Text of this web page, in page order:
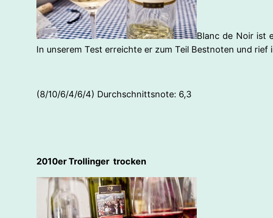
Blanc de Noir ist
In unserem Test erreichte er zum Teil Bestnoten und
(8/10/6/4/6/4) Durchschnittsnote: 6,3
2010er Trollinger trocken